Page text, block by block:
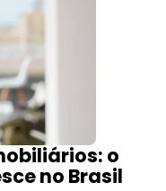
o
no Brasil